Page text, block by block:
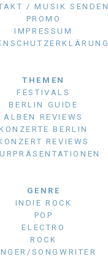
/ MUSIK SENDEN
PROMO
IMPRESSUM
THEMEN
FESTIVALS
BERLIN GUIDE
ALBEN REVIEWS
BERLIN
REVIEWS
GENRE
INDIE ROCK
POP
ELECTRO
ROCK
SONGWRITER